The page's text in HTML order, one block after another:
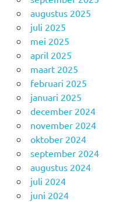
augustus 2025
juli 2025
mei 2025
april 2025
maart 2025
februari 2025
januari 2025
december 2024
november 2024
oktober 2024
september 2024
augustus 2024
juli 2024
juni 2024